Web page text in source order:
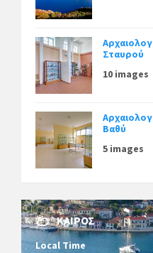
Σταυρού
10 images
Βαθύ
5 images
ΚΑΙΡΌΣ
Local Time